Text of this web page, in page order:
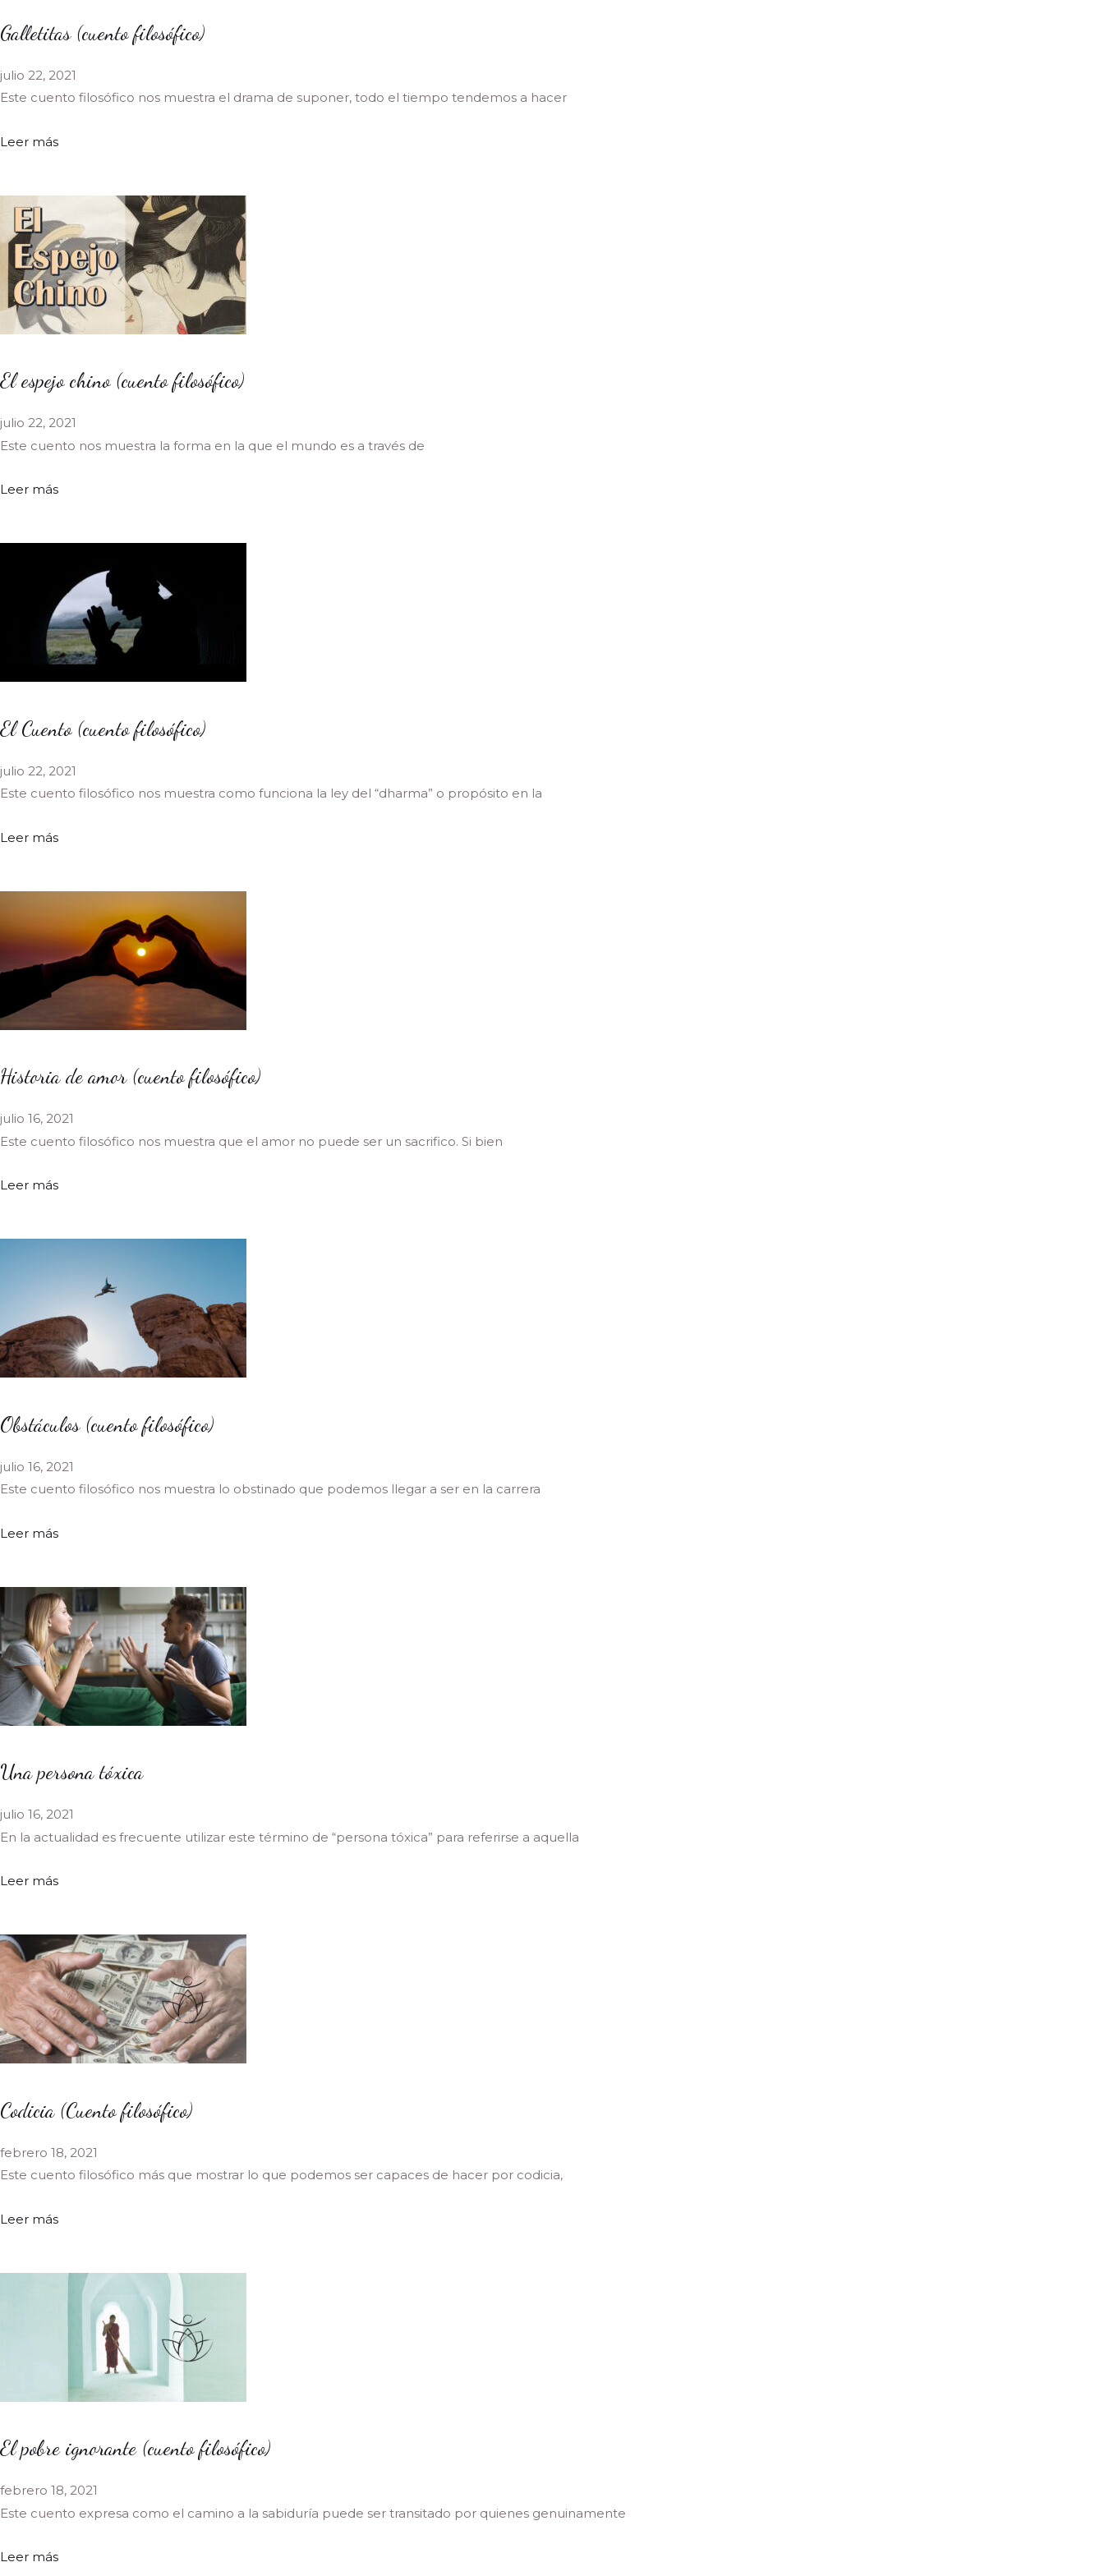
Galletitas (cuento filosófico)
julio 22, 2021
Este cuento filosófico nos muestra el drama de suponer, todo el tiempo tendemos a hacer
Leer más
El espejo chino (cuento filosófico)
julio 22, 2021
Este cuento nos muestra la forma en la que el mundo es a través de
Leer más
El Cuento (cuento filosófico)
julio 22, 2021
Este cuento filosófico nos muestra como funciona la ley del “dharma” o propósito en la
Leer más
Historia de amor (cuento filosófico)
julio 16, 2021
Este cuento filosófico nos muestra que el amor no puede ser un sacrifico. Si bien
Leer más
Obstáculos (cuento filosófico)
julio 16, 2021
Este cuento filosófico nos muestra lo obstinado que podemos llegar a ser en la carrera
Leer más
Una persona tóxica
julio 16, 2021
En la actualidad es frecuente utilizar este término de “persona tóxica” para referirse a aquella
Leer más
Codicia (Cuento filosófico)
febrero 18, 2021
Este cuento filosófico más que mostrar lo que podemos ser capaces de hacer por codicia,
Leer más
El pobre ignorante (cuento filosófico)
febrero 18, 2021
Este cuento expresa como el camino a la sabiduría puede ser transitado por quienes genuinamente
Leer más